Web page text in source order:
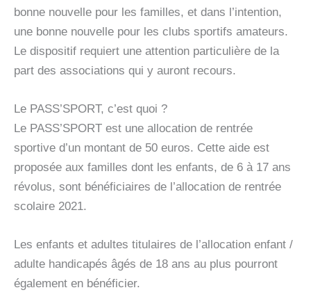
bonne nouvelle pour les familles, et dans l’intention,
une bonne nouvelle pour les clubs sportifs amateurs.
Le dispositif requiert une attention particulière de la
part des associations qui y auront recours.
Le PASS’SPORT, c’est quoi ?
Le PASS’SPORT est une allocation de rentrée
sportive d’un montant de 50 euros. Cette aide est
proposée aux familles dont les enfants, de 6 à 17 ans
révolus, sont bénéficiaires de l’allocation de rentrée
scolaire 2021.
Les enfants et adultes titulaires de l’allocation enfant /
adulte handicapés âgés de 18 ans au plus pourront
également en bénéficier.